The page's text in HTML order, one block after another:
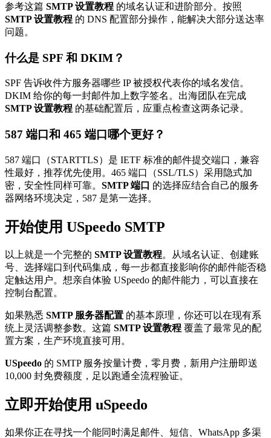
参考这篇 SMTP 设置教程 的域名认证和进阶部分。按照
SMTP 设置教程 的 DNS 配置部分操作，能解决大部分送达率
问题。
什么是 SPF 和 DKIM？
SPF 告诉收件方服务器哪些 IP 被授权代表你的域名发信。
DKIM 给你的每一封邮件加上数字签名。出海团队在完成
SMTP 设置教程 的基础配置后，应重点检查这两条记录。
587 端口和 465 端口哪个更好？
587 端口（STARTTLS）是 IETF 标准的邮件提交端口，兼容
性最好，推荐优先使用。465 端口（SSL/TLS）采用隐式加
密，安全性同样可靠。 SMTP 端口 的选择应结合自己的服务
器网络环境决定，587 是第一选择。
开始使用 USpeedo SMTP
以上就是一个完整的 SMTP 设置教程。从域名认证、创建账
号、选择端口到代码集成，每一步都直接影响你的邮件能否稳
定触达用户。想亲自体验 USpeedo 的邮件能力，可以直接在
控制台配置。
如果熟悉 SMTP 服务器配置 的基本原理，你还可以在现有系
统上灵活调整参数。这篇 SMTP 设置教程 覆盖了最常见的配
置方案，生产环境直接可用。
USpeedo 的 SMTP 服务按量计费，零月费，新用户注册即送
10,000 封免费额度，足以跑通全流程验证。
立即开始使用 uSpeedo
如果你正在寻找一个能同时满足邮件、短信、WhatsApp 多渠